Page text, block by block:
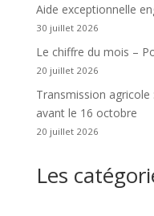
Aide exceptionnelle
30 juillet 2026
Le chiffre du mois –
20 juillet 2026
Transmission
avant le 16 octobre
20 juillet 2026
Les